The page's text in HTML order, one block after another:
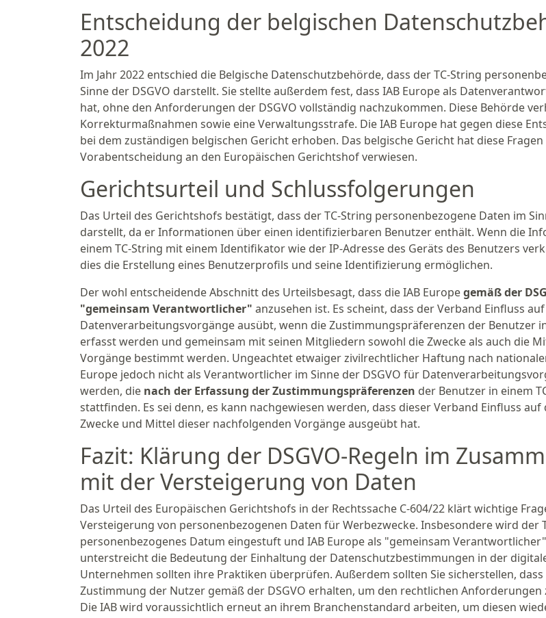
Entscheidung der belgischen
2022
Im Jahr 2022 entschied die Belgische Datenschutzbehörde, dass der TC-String
Sinne der DSGVO darstellt. Sie stellte außerdem fest, dass IAB Europe als
hat, ohne den Anforderungen der DSGVO vollständig nachzukommen. Diese Behörde
Korrekturmaßnahmen sowie eine Verwaltungsstrafe. Die IAB Europe hat gegen diese
bei dem zuständigen belgischen Gericht erhoben. Das belgische Gericht hat diese
Vorabentscheidung an den Europäischen Gerichtshof verwiesen.
Gerichtsurteil und Schlussfolgerungen
Das Urteil des Gerichtshofs bestätigt, dass der TC-String personenbezogene Daten im
darstellt, da er Informationen über einen identifizierbaren Benutzer enthält. Wenn die
einem TC-String mit einem Identifikator wie der IP-Adresse des Geräts des Benutzers
dies die Erstellung eines Benutzerprofils und seine Identifizierung ermöglichen.
Der wohl entscheidende Abschnitt des Urteilsbesagt, dass die IAB Europegemäß der
"gemeinsam Verantwortlicher" anzusehen ist. Es scheint, dass der Verband Einfluss
Datenverarbeitungsvorgänge ausübt, wenn die Zustimmungspräferenzen der Benutzer
erfasst werden und gemeinsam mit seinen Mitgliedern sowohl die Zwecke als auch die
Vorgänge bestimmt werden. Ungeachtet etwaiger zivilrechtlicher Haftung nach
Europe jedoch nicht als Verantwortlicher im Sinne der DSGVO für
werden, die nach der Erfassung der Zustimmungspräferenzen der Benutzer in einem
stattfinden. Es sei denn, es kann nachgewiesen werden, dass dieser Verband Einfluss
Zwecke und Mittel dieser nachfolgenden Vorgänge ausgeübt hat.
Fazit: Klärung der DSGVO-Regeln im
mit der Versteigerung von Daten
Das Urteil des Europäischen Gerichtshofs in der Rechtssache C-604/22 klärt wichtige
Versteigerung von personenbezogenen Daten für Werbezwecke. Insbesondere wird der
personenbezogenes Datum eingestuft und IAB Europe als "gemeinsam
unterstreicht die Bedeutung der Einhaltung der Datenschutzbestimmungen in der
Unternehmen sollten ihre Praktiken überprüfen. Außerdem sollten Sie sicherstellen,
Zustimmung der Nutzer gemäß der DSGVO erhalten, um den rechtlichen Anforderungen
Die IAB wird voraussichtlich erneut an ihrem Branchenstandard arbeiten, um diesen